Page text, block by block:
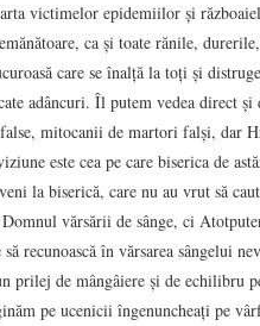
victimelor epidemiilor și
ca și toate rănile,
care se înalță la toți și
adâncuri. Îl putem vedea direct și
mitocanii de martori falși, dar
este cea pe care biserica de
la biserică, care nu au vrut să
Domnul vărsării de sânge, ci
recunoască în vărsarea sângelui
prilej de mângâiere și de echilibru
pe ucenicii îngenuncheați pe